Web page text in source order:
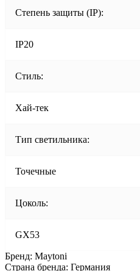
Степень защиты (IP):
IP20
Стиль:
Хай-тек
Тип светильника:
Точечные
Цоколь:
GX53
Бренд: Maytoni
Страна бренда: Германия